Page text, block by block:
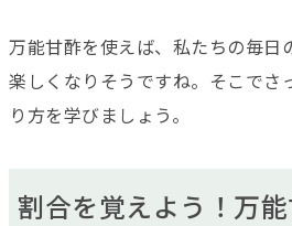
万能甘酢を使えば、私たちの毎日
楽しくなりそうですね。そこでさ
り方を学びましょう。
割合を覚えよう！万